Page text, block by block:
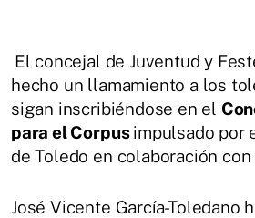
El concejal de Juventud y
hecho un llamamiento a los
sigan inscribiéndose en el
para el Corpusimpulsado por
de Toledo en colaboración con
José Vicente García-Toledano